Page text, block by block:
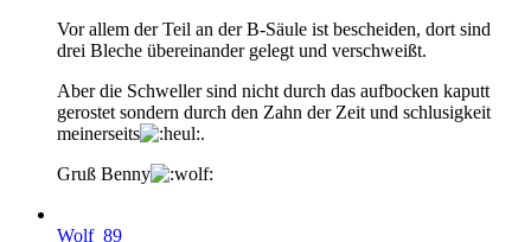
Vor allem der Teil an der B-Säule ist bescheiden, dort sind
drei Bleche übereinander gelegt und verschweißt.
Aber die Schweller sind nicht durch das aufbocken kaputt
gerostet sondern durch den Zahn der Zeit und schlusigkeit
meinerseits
.
Gruß Benny
Wolf_89